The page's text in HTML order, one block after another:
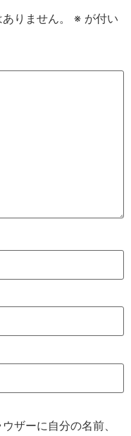
りません。 ※ が付い
ザーに自分の名前、